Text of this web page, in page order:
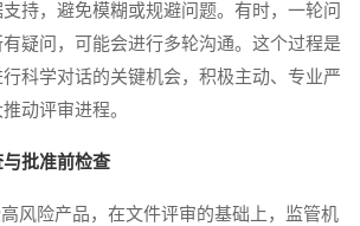
持，避免模糊或规避问题。有时，一轮问
疑问，可能会进行多轮沟通。这个过程是
科学对话的关键机会，积极主动、专业严
动评审进程。
批准前检查
险产品，在文件评审的基础上，监管机